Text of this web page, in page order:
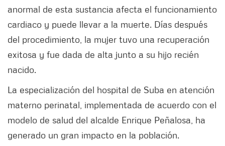
anormal de esta sustancia afecta el funcionamiento
cardiaco y puede llevar a la muerte. Días después
del procedimiento, la mujer tuvo una recuperación
exitosa y fue dada de alta junto a su hijo recién
nacido.
La especialización del hospital de Suba en atención
materno perinatal, implementada de acuerdo con el
modelo de salud del alcalde Enrique Peñalosa, ha
generado un gran impacto en la población.